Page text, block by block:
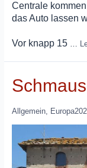
Centrale
das Auto lassen
Vor knapp 15
Allgemein,